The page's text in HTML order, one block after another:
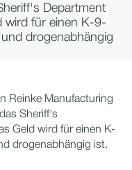
Department
wird für einen K-9-
drogenabhängig
Reinke Manufacturing
Sheriff's
Geld wird für einen K-
drogenabhängig ist.